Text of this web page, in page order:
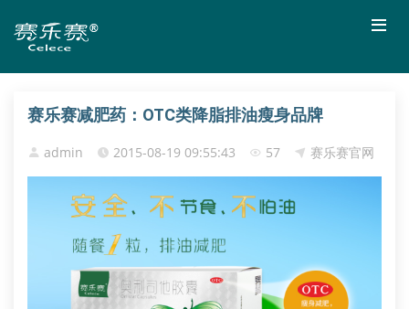
赛乐赛减肥药：OTC类降脂排油瘦身品牌
admin 2015-08-19 09:55:43 57 赛乐赛官网